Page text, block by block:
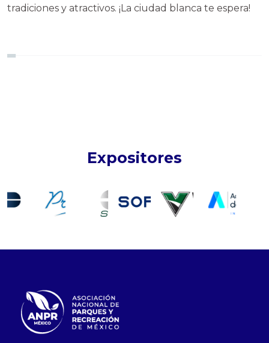
tradiciones y atractivos. ¡La ciudad blanca te espera!
Expositores